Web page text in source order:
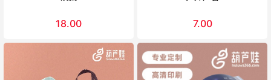
18.00 7.00